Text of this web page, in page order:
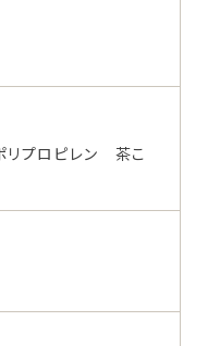
リプロピレン 茶こ